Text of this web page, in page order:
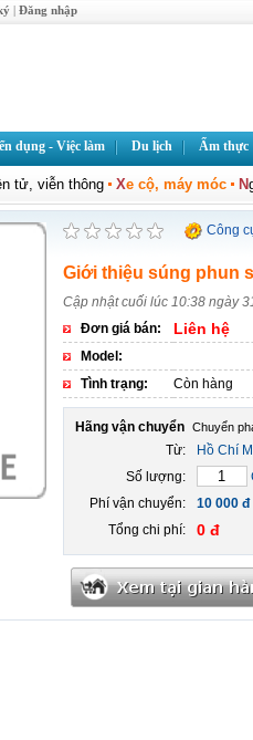
| Đăng nhập
dụng - Việc làm Du lịch Ẩm thực
tử, viễn thông Xe cộ, máy móc N
Công
Giới thiệu súng phun
Cập nhật cuối lúc 10:38 ngày
Đơn giá bán:
Liên hệ
Model:
Tình trạng:
Còn hàng
Hãng vận chuyển
Từ:
Hồ Chí
Số lượng:
Phí vận chuyển:
10 000 đ
Tổng chi phí:
0 đ